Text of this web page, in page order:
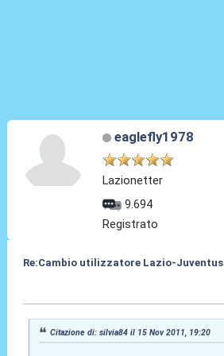
eaglefly1978
Lazionetter
9.694
Registrato
Re:Cambio utilizzatore Lazio-Juventus
Citazione di: silvia84 il 15 Nov 2011, 19:20